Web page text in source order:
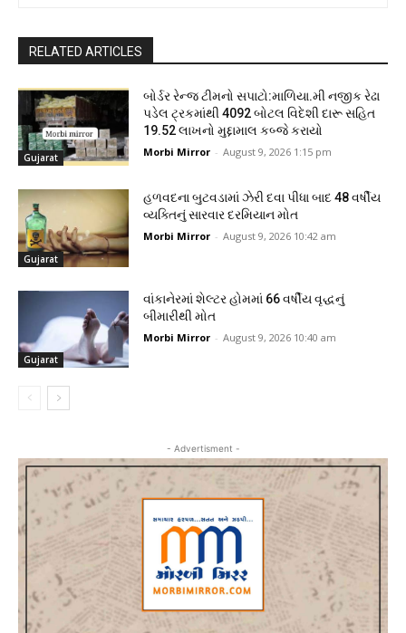
RELATED ARTICLES
Gujarat
બોર્ડર રેન્જ ટીમનો સપાટો:માળિયા.મી નજીક રેઢા
પડેલ ટ્રકમાંથી 4092 બોટલ વિદેશી દારૂ સહિત
19.52 લાખનો મુદ્દામાલ કબ્જે કરાયો
Morbi Mirror - August 9, 2026 1:15 pm
Gujarat
હળવદના બુટવડામાં ઝેરી દવા પીધા બાદ 48 વર્ષીય
વ્યક્તિનું સારવાર દરમિયાન મોત
Morbi Mirror - August 9, 2026 10:42 am
Gujarat
વાંકાનેરમાં શેલ્ટર હોમમાં 66 વર્ષીય વૃદ્ધનું
બીમારીથી મોત
Morbi Mirror - August 9, 2026 10:40 am
- Advertisment -